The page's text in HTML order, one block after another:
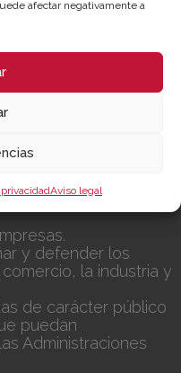
afectar negativamente a
Aviso legal
Estructurales
y defender los
la industria y
de carácter público
puedan
Administraciones